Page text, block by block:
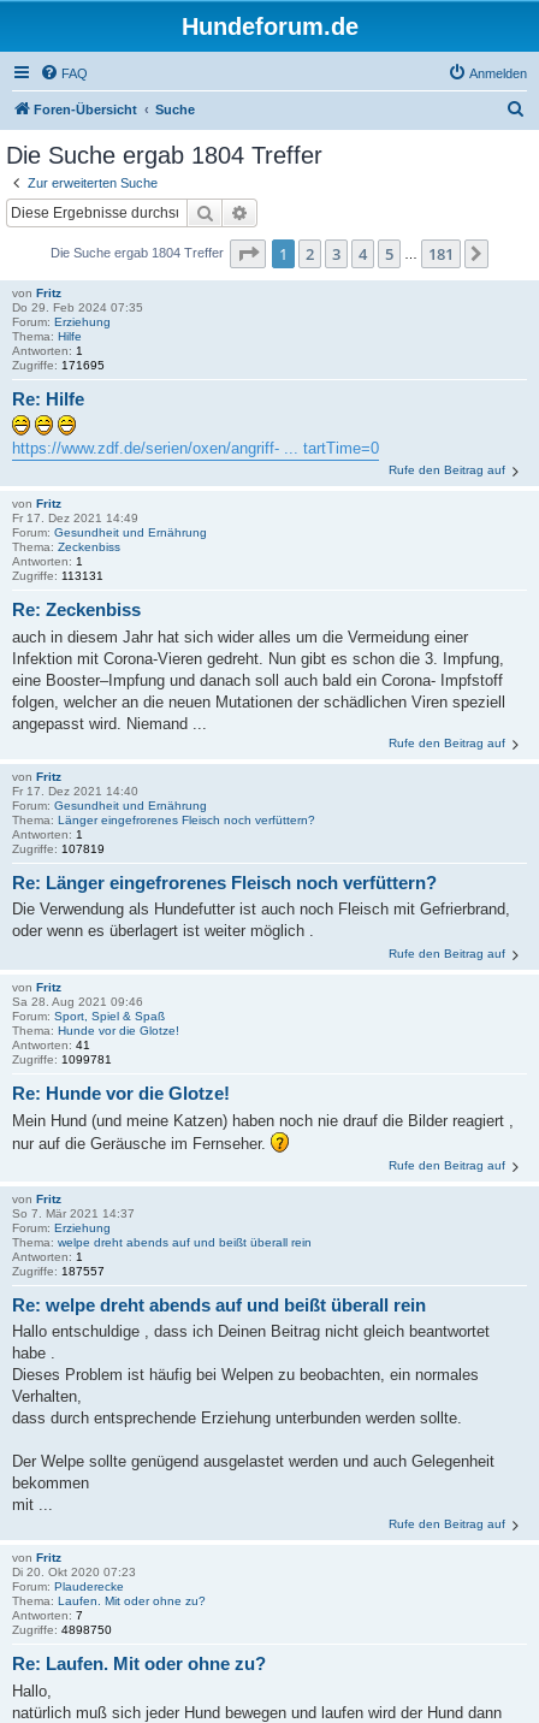
Hundeforum.de
FAQ Anmelden
Foren-Übersicht Suche
Die Suche ergab 1804 Treffer
Zur erweiterten Suche
Suche
Die Suche ergab 1804 Treffer Seite 1von 181
1 2 3 4 5 181
von Fritz
Do 29. Feb 2024 07:35
Forum: Erziehung
Thema: Hilfe
Antworten: 1
Zugriffe: 171695
Re: Hilfe
https://www.zdf.de/serien/oxen/angriff- ... tartTime=0
Rufe den Beitrag auf
von Fritz
Fr 17. Dez 2021 14:49
Forum: Gesundheit und Ernährung
Thema: Zeckenbiss
Antworten: 1
Zugriffe: 113131
Re: Zeckenbiss
auch in diesem Jahr hat sich wider alles um die Vermeidung einer
Infektion mit Corona-Vieren gedreht. Nun gibt es schon die 3. Impfung,
eine Booster–Impfung und danach soll auch bald ein Corona- Impfstoff
folgen, welcher an die neuen Mutationen der schädlichen Viren speziell
angepasst wird. Niemand ...
Rufe den Beitrag auf
von Fritz
Fr 17. Dez 2021 14:40
Forum: Gesundheit und Ernährung
Thema: Länger eingefrorenes Fleisch noch verfüttern?
Antworten: 1
Zugriffe: 107819
Re: Länger eingefrorenes Fleisch noch verfüttern?
Die Verwendung als Hundefutter ist auch noch Fleisch mit Gefrierbrand,
oder wenn es überlagert ist weiter möglich .
Rufe den Beitrag auf
von Fritz
Sa 28. Aug 2021 09:46
Forum: Sport, Spiel & Spaß
Thema: Hunde vor die Glotze!
Antworten: 41
Zugriffe: 1099781
Re: Hunde vor die Glotze!
Mein Hund (und meine Katzen) haben noch nie drauf die Bilder reagiert ,
nur auf die Geräusche im Fernseher.
Rufe den Beitrag auf
von Fritz
So 7. Mär 2021 14:37
Forum: Erziehung
Thema: welpe dreht abends auf und beißt überall rein
Antworten: 1
Zugriffe: 187557
Re: welpe dreht abends auf und beißt überall rein
Hallo entschuldige , dass ich Deinen Beitrag nicht gleich beantwortet
habe .
Dieses Problem ist häufig bei Welpen zu beobachten, ein normales
Verhalten,
dass durch entsprechende Erziehung unterbunden werden sollte.
Der Welpe sollte genügend ausgelastet werden und auch Gelegenheit
bekommen
mit ...
Rufe den Beitrag auf
von Fritz
Di 20. Okt 2020 07:23
Forum: Plauderecke
Thema: Laufen. Mit oder ohne zu?
Antworten: 7
Zugriffe: 4898750
Re: Laufen. Mit oder ohne zu?
Hallo,
natürlich muß sich jeder Hund bewegen und laufen wird der Hund dann